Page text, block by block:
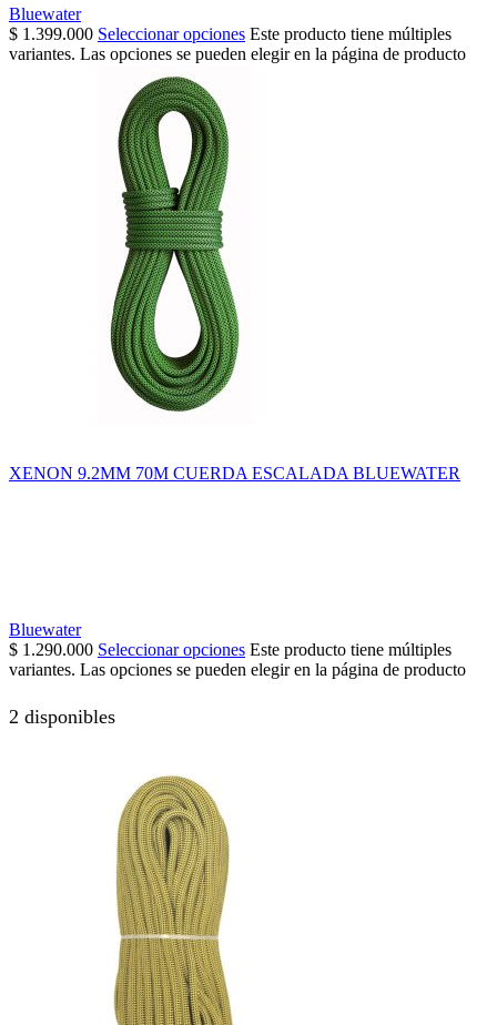
Bluewater
$ 1.399.000 Seleccionar opciones Este producto tiene múltiples
variantes. Las opciones se pueden elegir en la página de producto
XENON 9.2MM 70M CUERDA ESCALADA BLUEWATER
Bluewater
$ 1.290.000 Seleccionar opciones Este producto tiene múltiples
variantes. Las opciones se pueden elegir en la página de producto
2 disponibles